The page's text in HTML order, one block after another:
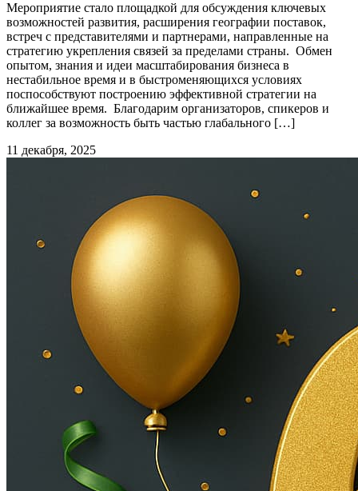
Мероприятие стало площадкой для обсуждения ключевых
возможностей развития, расширения географии поставок,
встреч с представителями и партнерами, направленные на
стратегию укрепления связей за пределами страны. Обмен
опытом, знания и идеи масштабирования бизнеса в
нестабильное время и в быстроменяющихся условиях
поспособствуют построению эффективной стратегии на
ближайшее время. Благодарим организаторов, спикеров и
коллег за возможность быть частью глабального […]
11 декабря, 2025